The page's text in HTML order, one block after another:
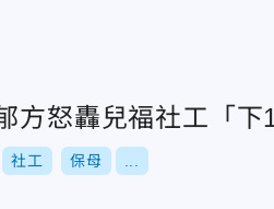
方怒轟兒福社工「
社工 保母